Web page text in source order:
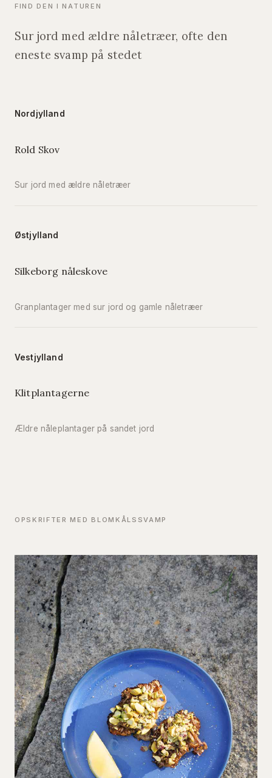
FIND DEN I NATUREN
Sur jord med ældre nåletræer, ofte den
eneste svamp på stedet
Nordjylland
Rold Skov
Sur jord med ældre nåletræer
Østjylland
Silkeborg nåleskove
Granplantager med sur jord og gamle nåletræer
Vestjylland
Klitplantagerne
Ældre nåleplantager på sandet jord
OPSKRIFTER MED BLOMKÅLSSVAMP